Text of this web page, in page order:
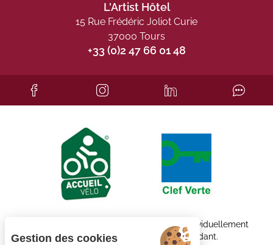
L'Artist Hôtel
15 Rue Frédéric Joliot Curie
37000 Tours
+33 (0)2 47 66 01 48
Chaque établissement BWH Hotels est individuellement
exploité par un propriétaire indépendant.
Gestion des cookies